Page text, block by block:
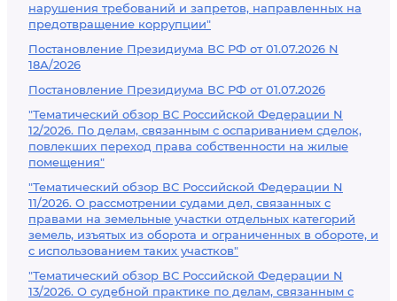
нарушения требований и запретов, направленных на
предотвращение коррупции"
Постановление Президиума ВС РФ от 01.07.2026 N
18А/2026
Постановление Президиума ВС РФ от 01.07.2026
"Тематический обзор ВС Российской Федерации N
12/2026. По делам, связанным с оспариванием сделок,
повлекших переход права собственности на жилые
помещения"
"Тематический обзор ВС Российской Федерации N
11/2026. О рассмотрении судами дел, связанных с
правами на земельные участки отдельных категорий
земель, изъятых из оборота и ограниченных в обороте, и
с использованием таких участков"
"Тематический обзор ВС Российской Федерации N
13/2026. О судебной практике по делам, связанным с